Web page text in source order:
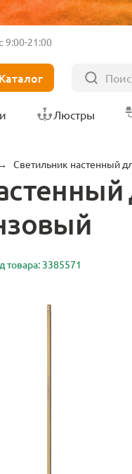
9:00-21:00
Каталог
Люстры
Светильник настенный
товара: 3385571